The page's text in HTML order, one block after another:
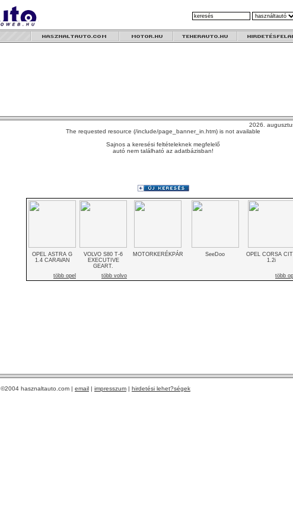
2026.
The requested resource (/include/page_banner_in.htm) is not available
Sajnos a keresési feltételeknek megfelelő
autó nem található az adatbázisban!
OPEL ASTRA G
1.4 CARAVAN
VOLVO S80 T-6
EXECUTIVE
GEART.
MOTORKERÉKPÁR SeeDoo
OPEL CORSA
1.2i
több opel több volvo több
©2004 hasznaltauto.com | email | impresszum | hirdetési lehet?ségek